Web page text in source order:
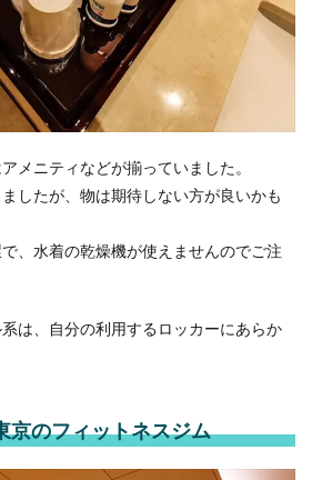
メニティなどが揃っていました。
したが、物は期待しない方が良いかも
、水着の乾燥機が使えませんのでご注
は、自分の利用するロッカーにあらか
京のフィットネスジム